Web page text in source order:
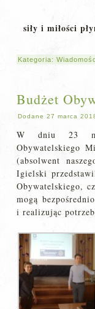
siły i miłości
Kategoria:
Budżet
Dodane 27 marca
W dniu 23
Obywatelskiego
(absolwent
Igielski
Obywatelskiego,
mogą
i realizując